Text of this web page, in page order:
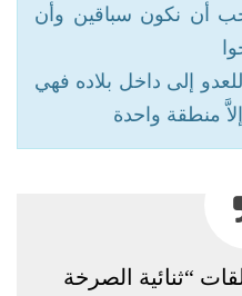
أن نكون سباقين وأن
إلى داخل بلاده فهي
منطقة واحدة
“ثنائية الصرخة